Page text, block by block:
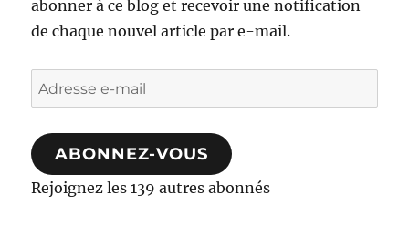
abonner à ce blog et recevoir une notification
de chaque nouvel article par e-mail.
Adresse
e-
mail
ABONNEZ-VOUS
Rejoignez les 139 autres abonnés